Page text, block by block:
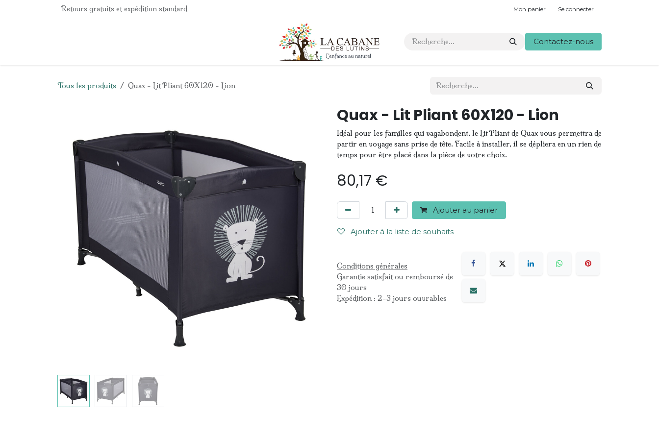
Se rendre au contenuRetours gratuits et expédition standard Mon panier Se connecter
Contact Contactez-nous
Tous les produits Quax - Lit Pliant 60X120 - Lion
Quax - Lit Pliant 60X120 - Lion
Idéal pour les familles qui vagabondent, le Lit Pliant de Quax vous permettra de
partir en voyage sans prise de tête. Facile à installer, il se dépliera en un rien de
temps pour être placé dans la pièce de votre choix.
80,17 €
Ajouter au panier
Ajouter à la liste de souhaits
Conditions générales
Garantie satisfait ou remboursé de
30 jours
Expédition : 2-3 jours ouvrables